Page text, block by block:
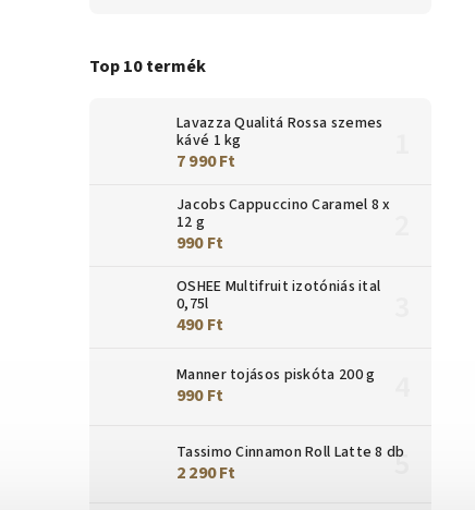
Top 10 termék
Lavazza Qualitá Rossa szemes
kávé 1 kg
7 990 Ft
Jacobs Cappuccino Caramel 8 x
12 g
990 Ft
OSHEE Multifruit izotóniás ital
0,75l
490 Ft
Manner tojásos piskóta 200 g
990 Ft
Tassimo Cinnamon Roll Latte 8 db
2 290 Ft